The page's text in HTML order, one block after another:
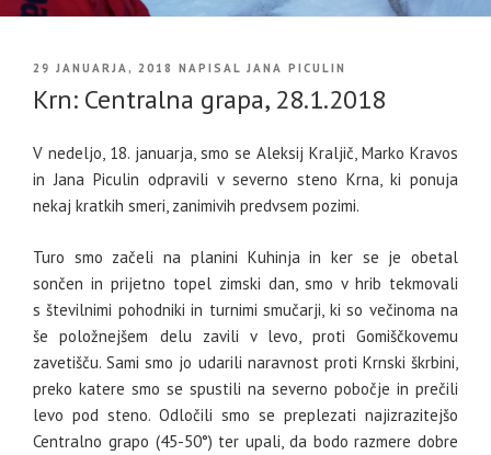
OBJAVLJENO
29 JANUARJA, 2018 NAPISAL JANA PICULIN
Krn: Centralna grapa, 28.1.2018
V nedeljo, 18. januarja, smo se Aleksij Kraljič, Marko Kravos
in Jana Piculin odpravili v severno steno Krna, ki ponuja
nekaj kratkih smeri, zanimivih predvsem pozimi.
Turo smo začeli na planini Kuhinja in ker se je obetal
sončen in prijetno topel zimski dan, smo v hrib tekmovali
s številnimi pohodniki in turnimi smučarji, ki so večinoma na
še položnejšem delu zavili v levo, proti Gomiščkovemu
zavetišču. Sami smo jo udarili naravnost proti Krnski škrbini,
preko katere smo se spustili na severno pobočje in prečili
levo pod steno. Odločili smo se preplezati najizrazitejšo
Centralno grapo (45-50°) ter upali, da bodo razmere dobre